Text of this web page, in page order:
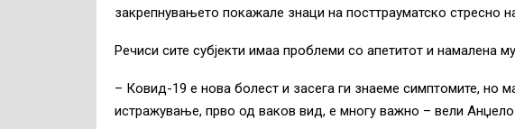
закрепнувањето покажале знаци на посттрауматско стресно
Речиси сите субјекти имаа проблеми со апетитот и намалена
– Ковид-19 е нова болест и засега ги знаеме симптомите, но
истражување, прво од ваков вид, е многу важно – вели